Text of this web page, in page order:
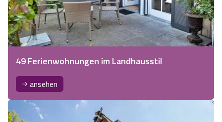
49 Ferienwohnungen im Landhausstil
ansehen